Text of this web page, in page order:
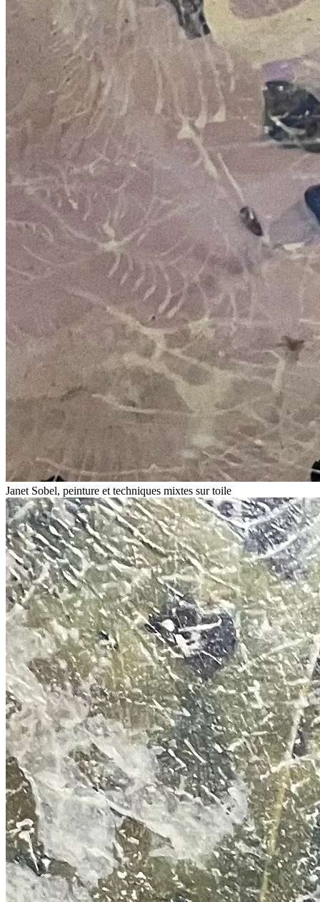
Janet Sobel, peinture et techniques mixtes sur toile